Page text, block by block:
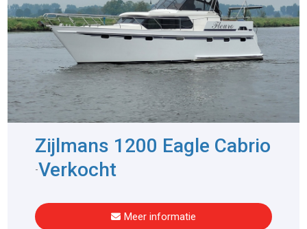
Zijlmans 1200 Eagle Cabrio
-Verkocht
Meer informatie